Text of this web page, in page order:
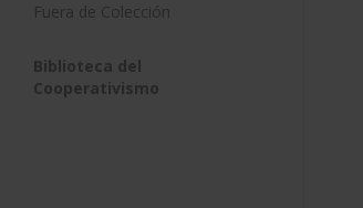
Fuera de Colección
Biblioteca del
Cooperativismo